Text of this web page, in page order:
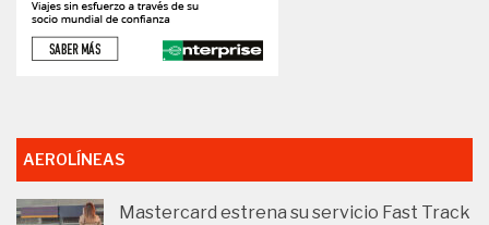
AEROLÍNEAS
Mastercard estrena su servicio Fast Track